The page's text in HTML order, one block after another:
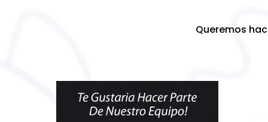
Queremos